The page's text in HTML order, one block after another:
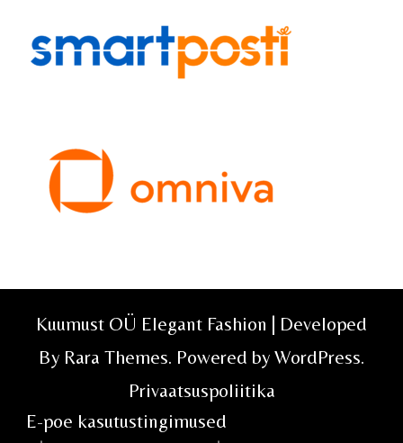
Kuumust OÜ Elegant Fashion | Developed
By Rara Themes. Powered by WordPress.
Privaatsuspoliitika
E-poe kasutustingimused